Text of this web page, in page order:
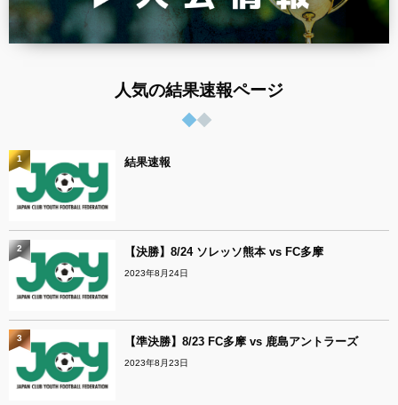
人気の結果速報ページ
結果速報
1
【決勝】8/24 ソレッソ熊本 vs FC多摩
2023年8月24日
2
【準決勝】8/23 FC多摩 vs 鹿島アントラーズ
2023年8月23日
3